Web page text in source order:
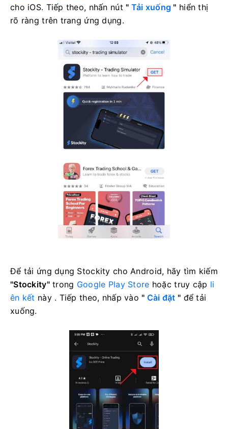
cho iOS. Tiếp theo, nhấn nút " Tải xuống " hiển thị
rõ ràng trên trang ứng dụng.
Để tải ứng dụng Stockity cho Android, hãy tìm kiếm
"Stockity"trong Google Play Store hoặc truy cập li
ên kết này . Tiếp theo, nhấp vào " Cài đặt " để tải
xuống.